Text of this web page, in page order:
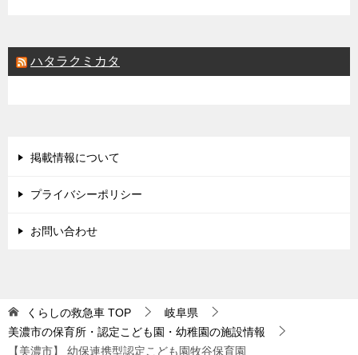
ハタラクミカタ
掲載情報について
プライバシーポリシー
お問い合わせ
くらしの救急車 TOP
岐阜県
美濃市の保育所・認定こども園・幼稚園の施設情報
【美濃市】 幼保連携型認定こども園牧谷保育園